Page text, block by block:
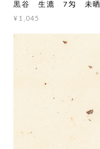
黒谷 生漉 7匁 未晒
¥1,045